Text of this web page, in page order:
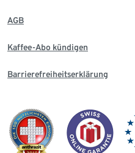
AGB
Kaffee-Abo kündigen
Barrierefreiheitserklärung